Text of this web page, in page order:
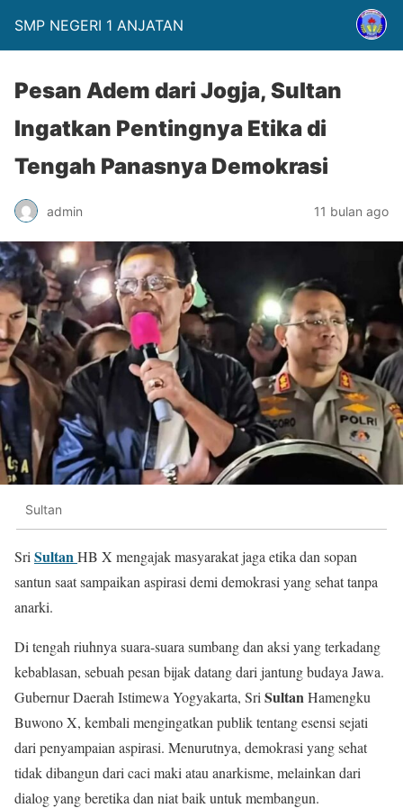
SMP NEGERI 1 ANJATAN
Pesan Adem dari Jogja, Sultan
Ingatkan Pentingnya Etika di
Tengah Panasnya Demokrasi
admin 11 bulan ago
Sultan
Sri SultanHB X mengajak masyarakat jaga etika dan sopan
santun saat sampaikan aspirasi demi demokrasi yang sehat tanpa
anarki.
Di tengah riuhnya suara-suara sumbang dan aksi yang terkadang
kebablasan, sebuah pesan bijak datang dari jantung budaya Jawa.
Gubernur Daerah Istimewa Yogyakarta, Sri SultanHamengku
Buwono X, kembali mengingatkan publik tentang esensi sejati
dari penyampaian aspirasi. Menurutnya, demokrasi yang sehat
tidak dibangun dari caci maki atau anarkisme, melainkan dari
dialog yang beretika dan niat baik untuk membangun.